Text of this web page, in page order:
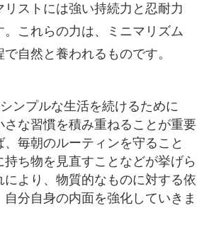
リストには強い持続力と忍耐力
。これらの力は、ミニマリズム
自然と養われるものです。
シンプルな生活を続けるために
さな習慣を積み重ねることが重要
、毎朝のルーティンを守ること
持ち物を見直すことなどが挙げら
により、物質的なものに対する依
自分自身の内面を強化していきま